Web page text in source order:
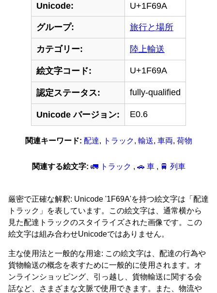
Unicode: U+1F69A
グループ: 旅行と場所
カテゴリー: 陸上輸送
絵文字コード: U+1F69A
認定ステータス: fully-qualified
Unicode バージョン: E0.6
関連キーワード: 配達, トラック, 輸送, 車両, 荷物
関連する絵文字: 🚛 トラック , 🚗 車 , 🚆 列車
厳密で正確な解釈: Unicode '1F69A'を持つ絵文字は「配達
トラック」を表しています。この絵文字は、通常横から
見た配達トラックのスタイライズされた画像です。この
絵文字は組み合わせUnicodeではありません。
主な使用法と一般的な用途: この絵文字は、配達の行為や
貨物輸送の概念を表すために一般的に使用されます。オ
ンラインショッピング、引っ越し、貨物輸送に関する会
話など、さまざまな文脈で使用できます。また、物流や